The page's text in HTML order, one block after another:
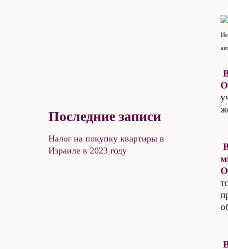
О
Последние записи
Налог на покупку квартиры в
Израиле в 2023 году